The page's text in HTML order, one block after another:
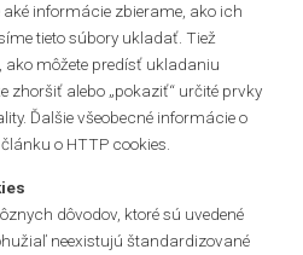
informácie zbierame, ako ich
tieto súbory ukladať. Tiež
môžete predísť ukladaniu
zhoršiť alebo „pokaziť“ určité prvky
Ďalšie všeobecné informácie o
o HTTP cookies.
dôvodov, ktoré sú uvedené
neexistujú štandardizované